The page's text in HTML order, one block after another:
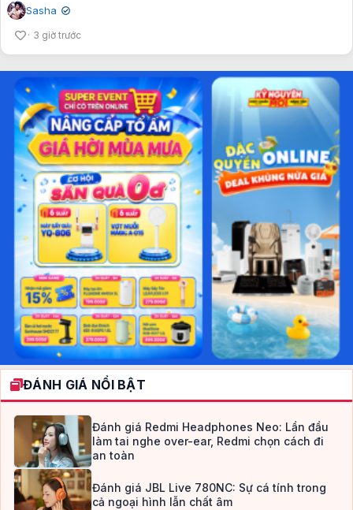
Sasha ✔
3 giờ trước
ĐÁNH GIÁ NỔI BẬT
Đánh giá Redmi Headphones Neo: Lần đầu
làm tai nghe over-ear, Redmi chọn cách đi
an toàn
Đánh giá JBL Live 780NC: Sự cá tính trong
cả ngoại hình lẫn chất âm